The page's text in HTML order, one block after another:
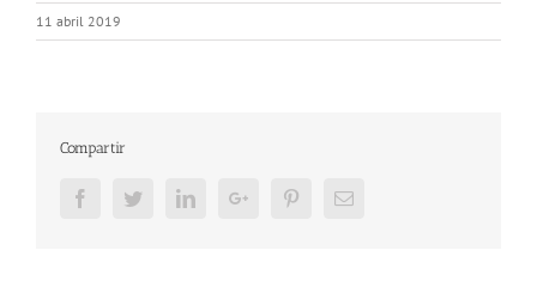
11 abril 2019
Compartir
FacebookTwitterLinkedInGoogle+ PinterestEmail